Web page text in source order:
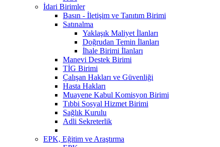
İdari Birimler
Basın - İletişim ve Tanıtım Birimi
Satınalma
Yaklaşık Maliyet İlanları
Doğrudan Temin İlanları
İhale Birimi İlanları
Manevi Destek Birimi
TİG Birimi
Çalışan Hakları ve Güvenliği
Hasta Hakları
Muayene Kabul Komisyon Birimi
Tıbbi Sosyal Hizmet Birimi
Sağlık Kurulu
Adli Sekreterlik
EPK, Eğitim ve Araştırma